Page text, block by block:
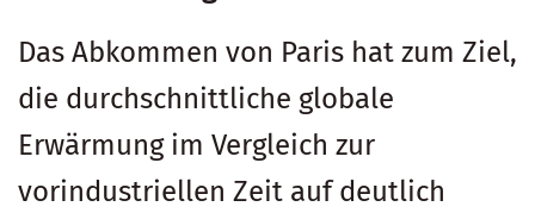
Das Abkommen von Paris hat zum Ziel,
die durchschnittliche globale
Erwärmung im Vergleich zur
vorindustriellen Zeit auf deutlich